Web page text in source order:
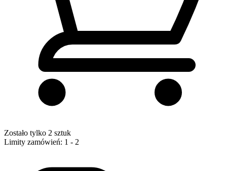
Zostało tylko 2 sztuk
Limity zamówień: 1 - 2